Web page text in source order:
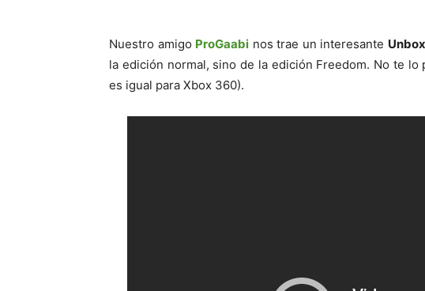
Nuestro amigo ProGaabi nos trae un interesante
la edición normal, sino de la edición Freedom. No te
es igual para Xbox 360).